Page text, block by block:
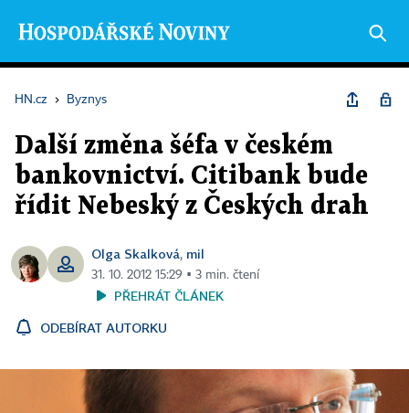
HN.cz › Byznys
Další změna šéfa v českém
bankovnictví. Citibank bude
řídit Nebeský z Českých drah
Olga Skalková, mil
31. 10. 2012 15:29 ▪ 3 min. čtení
PŘEHRÁT ČLÁNEK
ODEBÍRAT AUTORKU